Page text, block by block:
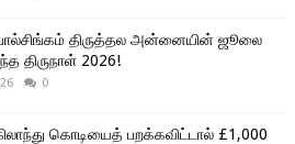
திருத்தல அன்னையின் ஜூலை
திருநாள் 2026!
0
கொடியைத் பறக்கவிட்டால் £1,000